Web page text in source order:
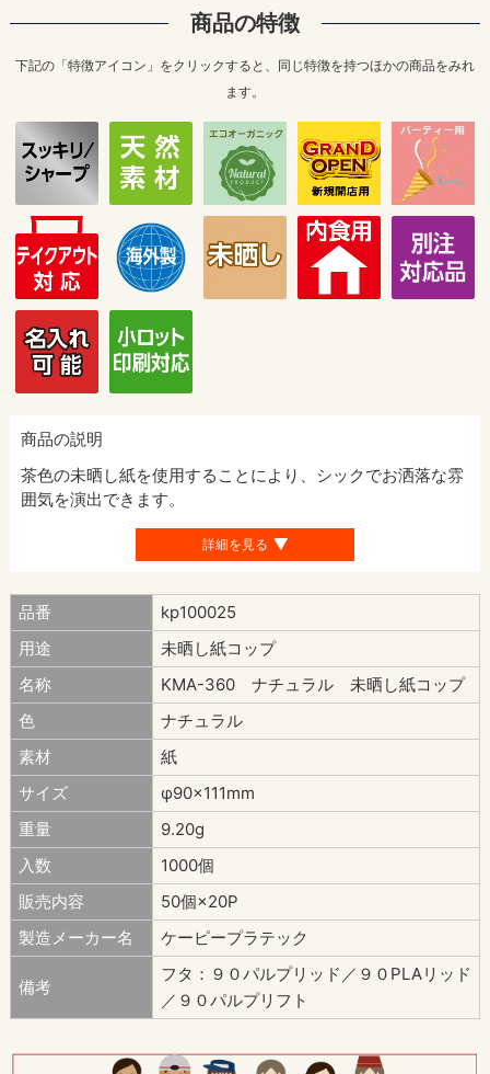
商品の特徴
下記の「特徴アイコン」をクリックすると、同じ特徴を持つほかの商品をみれ
ます。
商品の説明
茶色の未晒し紙を使用することにより、シックでお洒落な雰
囲気を演出できます。
詳細を見る
品番
kp100025
用途
未晒し紙コップ
名称
KMA-360 ナチュラル 未晒し紙コップ
色
ナチュラル
素材
紙
サイズ
φ90×111mm
重量
9.20g
入数
1000個
販売内容
50個×20P
製造メーカー名
ケーピープラテック
備考
フタ：９０パルプリッド／９０PLAリッド
／９０パルプリフト